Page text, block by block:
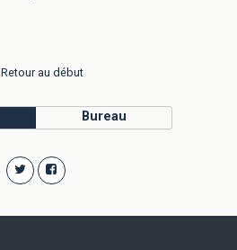
Retour au début
Bureau